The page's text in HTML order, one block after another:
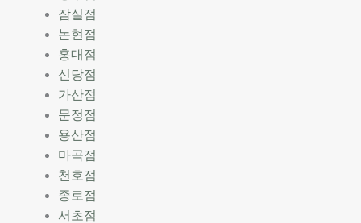
잠실점
논현점
홍대점
신당점
가산점
문정점
용산점
마곡점
천호점
종로점
서초점